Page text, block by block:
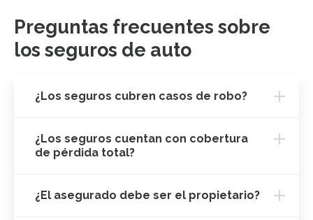
Preguntas frecuentes sobre
los seguros de auto
¿Los seguros cubren casos de robo?
¿Los seguros cuentan con cobertura
de pérdida total?
¿El asegurado debe ser el propietario?